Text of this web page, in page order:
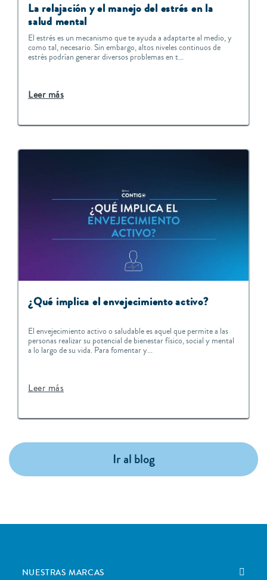
La relajación y el manejo del estrés en la
salud mental
El estrés es un mecanismo que te ayuda a adaptarte al medio, y
como tal, necesario. Sin embargo, altos niveles continuos de
estrés podrían generar diversos problemas en t...
Leer más
¿Qué implica el envejecimiento activo?
El envejecimiento activo o saludable es aquel que permite a las
personas realizar su potencial de bienestar físico, social y mental
a lo largo de su vida. Para fomentar y...
Leer más
Ir al blog
NUESTRAS MARCAS